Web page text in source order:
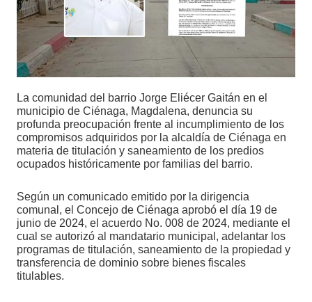
La comunidad del barrio Jorge Eliécer Gaitán en el
municipio de Ciénaga, Magdalena, denuncia su
profunda preocupación frente al incumplimiento de los
compromisos adquiridos por la alcaldía de Ciénaga en
materia de titulación y saneamiento de los predios
ocupados históricamente por familias del barrio.
Según un comunicado emitido por la dirigencia
comunal, el Concejo de Ciénaga aprobó el día 19 de
junio de 2024, el acuerdo No. 008 de 2024, mediante el
cual se autorizó al mandatario municipal, adelantar los
programas de titulación, saneamiento de la propiedad y
transferencia de dominio sobre bienes fiscales
titulables.